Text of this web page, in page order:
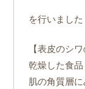
を行いました
【表皮のシワ
乾燥した食
肌の角質層